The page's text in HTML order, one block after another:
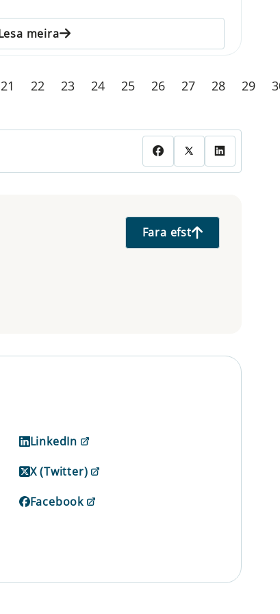
meira
21 22 23 24 25 26 27 28 29
Fara efst
LinkedIn
X (Twitter)
Facebook